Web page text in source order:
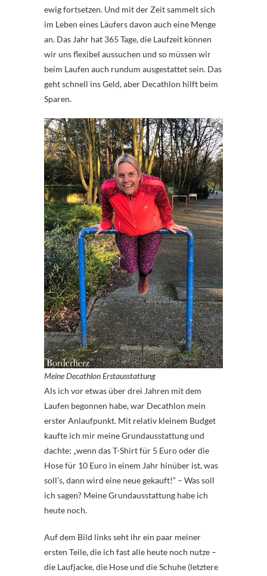
ewig fortsetzen. Und mit der Zeit sammelt sich
im Leben eines Läufers davon auch eine Menge
an. Das Jahr hat 365 Tage, die Laufzeit können
wir uns flexibel aussuchen und so müssen wir
beim Laufen auch rundum ausgestattet sein. Das
geht schnell ins Geld, aber Decathlon hilft beim
Sparen.
Meine Decathlon Erstausstattung
Als ich vor etwas über drei Jahren mit dem
Laufen begonnen habe, war Decathlon mein
erster Anlaufpunkt. Mit relativ kleinem Budget
kaufte ich mir meine Grundausstattung und
dachte: „wenn das T-Shirt für 5 Euro oder die
Hose für 10 Euro in einem Jahr hinüber ist, was
soll’s, dann wird eine neue gekauft!“ – Was soll
ich sagen? Meine Grundausstattung habe ich
heute noch.
Auf dem Bild links seht ihr ein paar meiner
ersten Teile, die ich fast alle heute noch nutze –
die Laufjacke, die Hose und die Schuhe (letztere